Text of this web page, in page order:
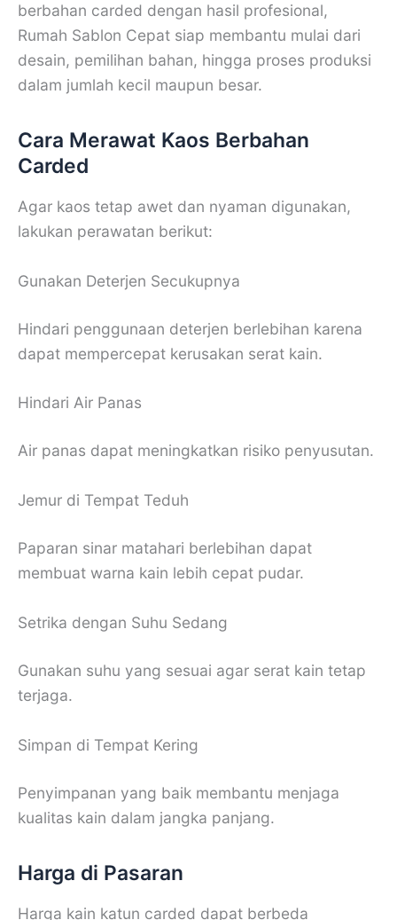
berbahan carded dengan hasil profesional,
Rumah Sablon Cepat siap membantu mulai dari
desain, pemilihan bahan, hingga proses produksi
dalam jumlah kecil maupun besar.
Cara Merawat Kaos Berbahan
Carded
Agar kaos tetap awet dan nyaman digunakan,
lakukan perawatan berikut:
Gunakan Deterjen Secukupnya
Hindari penggunaan deterjen berlebihan karena
dapat mempercepat kerusakan serat kain.
Hindari Air Panas
Air panas dapat meningkatkan risiko penyusutan.
Jemur di Tempat Teduh
Paparan sinar matahari berlebihan dapat
membuat warna kain lebih cepat pudar.
Setrika dengan Suhu Sedang
Gunakan suhu yang sesuai agar serat kain tetap
terjaga.
Simpan di Tempat Kering
Penyimpanan yang baik membantu menjaga
kualitas kain dalam jangka panjang.
Harga di Pasaran
Harga kain katun carded dapat berbeda